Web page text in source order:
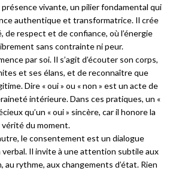
vivante, un pilier fondamental qui
authentique et transformatrice. Il crée
de respect et de confiance, où l’énergie
sans contrainte ni peur.
par soi. Il s’agit d’écouter son corps,
et ses élans, et de reconnaître que
Dire « oui » ou « non » est un acte de
intérieure. Dans ces pratiques, un «
qu’un « oui » sincère, car il honore la
vérité du moment.
le consentement est un dialogue
Il invite à une attention subtile aux
au rythme, aux changements d’état. Rien